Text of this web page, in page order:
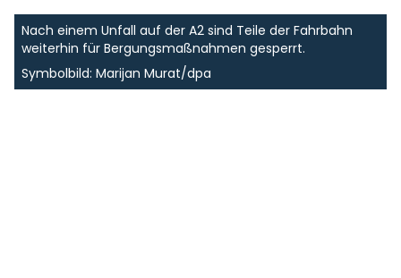
Nach einem Unfall auf der A2 sind Teile der Fahrbahn
weiterhin für Bergungsmaßnahmen gesperrt.
Symbolbild: Marijan Murat/dpa